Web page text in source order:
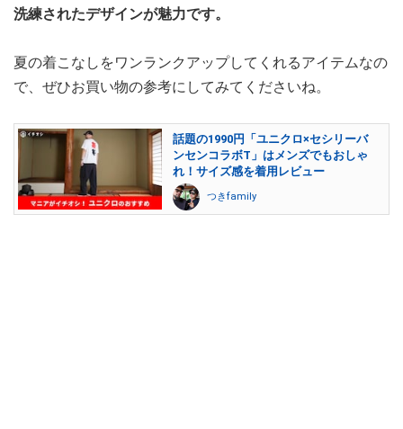
洗練されたデザインが魅力です。
夏の着こなしをワンランクアップしてくれるアイテムなの
で、ぜひお買い物の参考にしてみてくださいね。
話題の1990円「ユニクロ×セシリーバ
ンセンコラボT」はメンズでもおしゃ
れ！サイズ感を着用レビュー
つきfamily